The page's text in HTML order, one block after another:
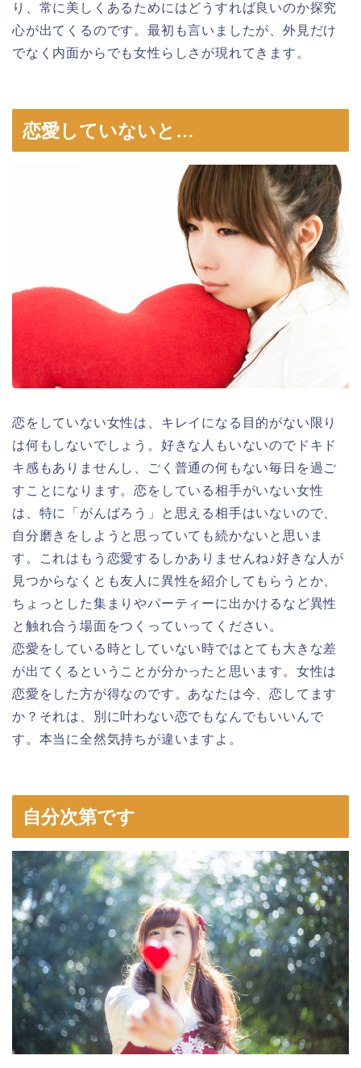
り、常に美しくあるためにはどうすれば良いのか探究
心が出てくるのです。最初も言いましたが、外見だけ
でなく内面からでも女性らしさが現れてきます。
恋愛していないと…
恋をしていない女性は、キレイになる目的がない限り
は何もしないでしょう。好きな人もいないのでドキド
キ感もありませんし、ごく普通の何もない毎日を過ご
すことになります。恋をしている相手がいない女性
は、特に「がんばろう」と思える相手はいないので、
自分磨きをしようと思っていても続かないと思いま
す。これはもう恋愛するしかありませんね♪好きな人が
見つからなくとも友人に異性を紹介してもらうとか、
ちょっとした集まりやパーティーに出かけるなど異性
と触れ合う場面をつくっていってください。
恋愛をしている時としていない時ではとても大きな差
が出てくるということが分かったと思います。女性は
恋愛をした方が得なのです。あなたは今、恋してます
か？それは、別に叶わない恋でもなんでもいいんで
す。本当に全然気持ちが違いますよ。
自分次第です